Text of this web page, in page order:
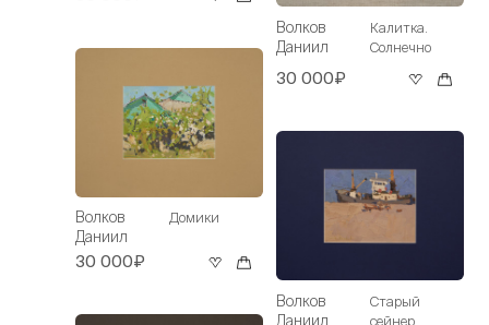
Волков
Даниил
Домики
30 000₽
Волков
Даниил
Калитка.
Солнечно
30 000₽
Волков
Даниил
Старый
сейнер